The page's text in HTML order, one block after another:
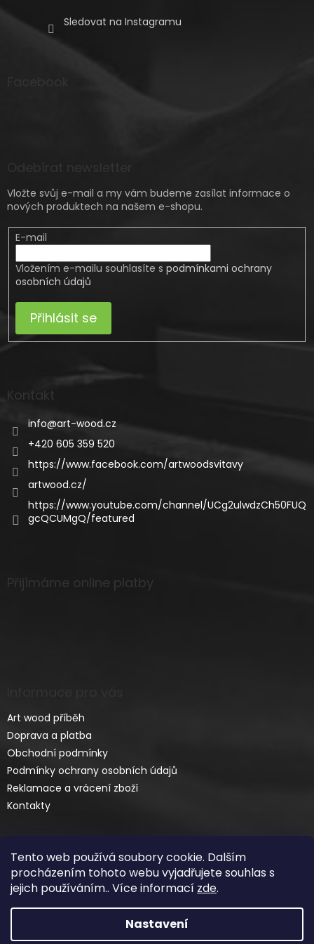
Tento web používá soubory cookie. Dalším
procházením tohoto webu vyjadřujete souhlas s
jejich používáním.. Více informací zde.
Nastavení
Sledovat na Instagramu
Vložte svůj e-mail a my vám budeme zasílat informace o
nových produktech na našem e-shopu.
E-mail
Vložením e-mailu souhlasíte s podmínkami ochrany
osobních údajů
Přihlásit se
Kontakt
info@art-wood.cz
+420 605 359 520
https://www.facebook.com/artwoodsvitavy
artwood.cz/
https://www.youtube.com/channel/UCg2ulwdzCh50FUQ
gcQCUMgQ/featured
Přijímáme online platby
Art wood příběh
Doprava a platba
Obchodní podmínky
Podmínky ochrany osobních údajů
Reklamace a vrácení zboží
Kontakty
Vytvořil Shoptet